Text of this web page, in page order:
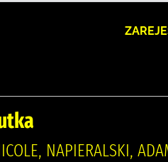
NAPIERALSKI,